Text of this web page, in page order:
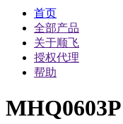
首页
全部产品
关于顺飞
授权代理
帮助